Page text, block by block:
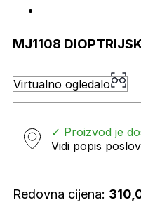
MJ1108
Virtualno ogledalo
✓ Proizvod je
Vidi popis
Redovna cijena: